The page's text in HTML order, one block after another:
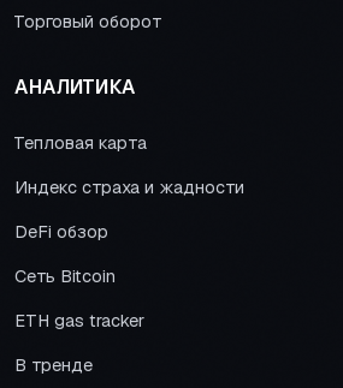
Торговый оборот
АНАЛИТИКА
Тепловая карта
Индекс страха и жадности
DeFi обзор
Сеть Bitcoin
ETH gas tracker
В тренде